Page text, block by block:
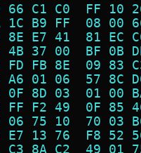
66 C1 C0  FF
1C B9 FF  08
8E E7 41  81
4B 37 00  BF
FD FB 8E  09
A6 01 06  57
0F 8D 03  01
FF F2 49  0F
06 75 10  70
E7 13 76  F8
C3 8A C2  49